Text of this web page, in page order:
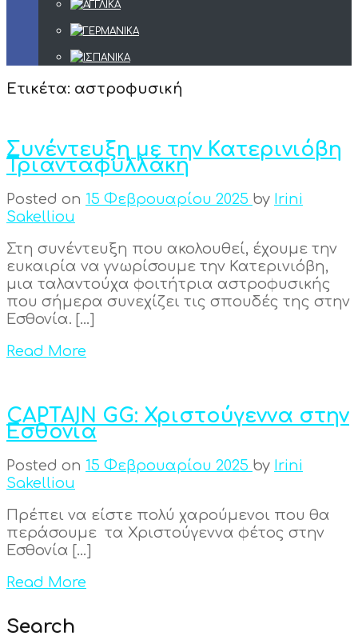
Ετικέτα: αστροφυσική
Συνέντευξη με την Κατερινιόβη
Τριανταφυλλάκη
Posted on 15 Φεβρουαρίου 2025 by Irini
Sakelliou
Στη συνέντευξη που ακολουθεί, έχουμε την
ευκαιρία να γνωρίσουμε την Κατερινιόβη,
μια ταλαντούχα φοιτήτρια αστροφυσικής
που σήμερα συνεχίζει τις σπουδές της στην
Εσθονία. […]
Read More
CAPTAIN GG: Χριστούγεννα στην
Εσθονία
Posted on 15 Φεβρουαρίου 2025 by Irini
Sakelliou
Πρέπει να είστε πολύ χαρούμενοι που θα
περάσουμε τα Χριστούγεννα φέτος στην
Εσθονία […]
Read More
Search